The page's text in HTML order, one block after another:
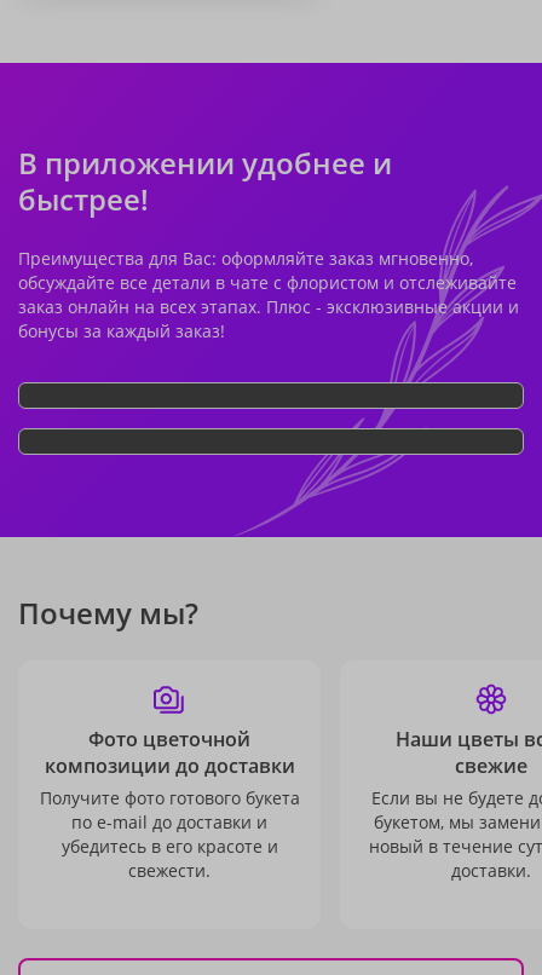
В приложении удобнее и
быстрее!
Преимущества для Вас: оформляйте заказ мгновенно,
обсуждайте все детали в чате с флористом и отслеживайте
заказ онлайн на всех этапах. Плюс - эксклюзивные акции и
бонусы за каждый заказ!
Почему мы?
Фото цветочной
композиции до доставки
Получите фото готового букета
по e-mail до доставки и
убедитесь в его красоте и
свежести.
Наши цветы
свежие
Если вы не будете
букетом, мы
новый в течение
доставки.